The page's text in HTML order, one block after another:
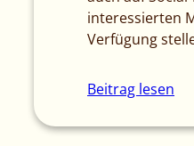
interessierten
Verfügung
Beitrag lesen